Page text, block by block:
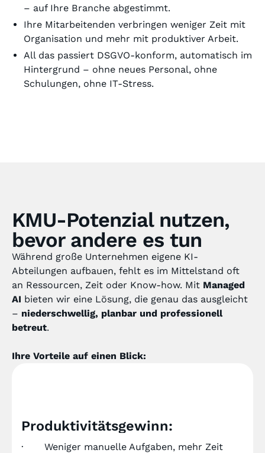
– auf Ihre Branche abgestimmt.
Ihre Mitarbeitenden verbringen weniger Zeit mit
Organisation und mehr mit produktiver Arbeit.
All das passiert DSGVO-konform, automatisch im
Hintergrund – ohne neues Personal, ohne
Schulungen, ohne IT-Stress.
KMU-Potenzial nutzen,
bevor andere es tun
Während große Unternehmen eigene KI-
Abteilungen aufbauen, fehlt es im Mittelstand oft
an Ressourcen, Zeit oder Know-how. Mit Managed
AI bieten wir eine Lösung, die genau das ausgleicht
– niederschwellig, planbar und professionell
betreut.
Ihre Vorteile auf einen Blick:
Produktivitätsgewinn:
· Weniger manuelle Aufgaben, mehr Zeit